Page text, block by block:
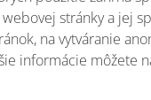
stránky a jej
na vytváranie
informácie môžete